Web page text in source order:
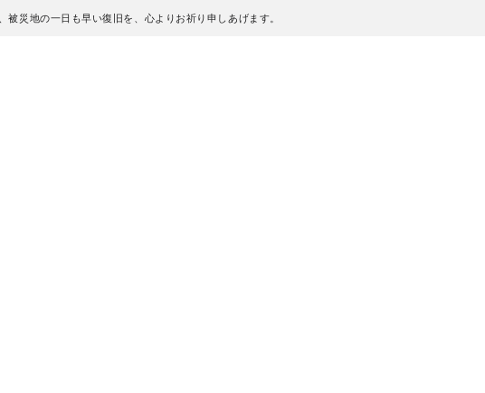
災地の一日も早い復旧を、心よりお祈り申しあげます。